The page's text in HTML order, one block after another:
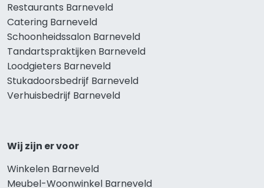
Restaurants Barneveld
Catering Barneveld
Schoonheidssalon Barneveld
Tandartspraktijken Barneveld
Loodgieters Barneveld
Stukadoorsbedrijf Barneveld
Verhuisbedrijf Barneveld
Wij zijn er voor
Winkelen Barneveld
Meubel-Woonwinkel Barneveld